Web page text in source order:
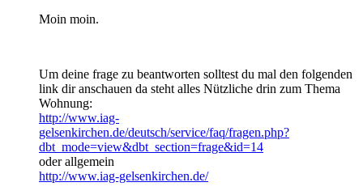
Moin moin.
Um deine frage zu beantworten solltest du mal den folgenden
link dir anschauen da steht alles Nützliche drin zum Thema
Wohnung:
http://www.iag-
gelsenkirchen.de/deutsch/service/faq/fragen.php?
dbt_mode=view&dbt_section=frage&id=14
oder allgemein
http://www.iag-gelsenkirchen.de/